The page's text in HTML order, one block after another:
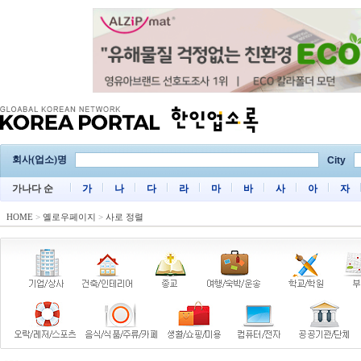
회사(업소)명 City
가나다 순 가 나 다 라 마 바 사 아 자
HOME > 옐로우페이지 > 사로 정렬